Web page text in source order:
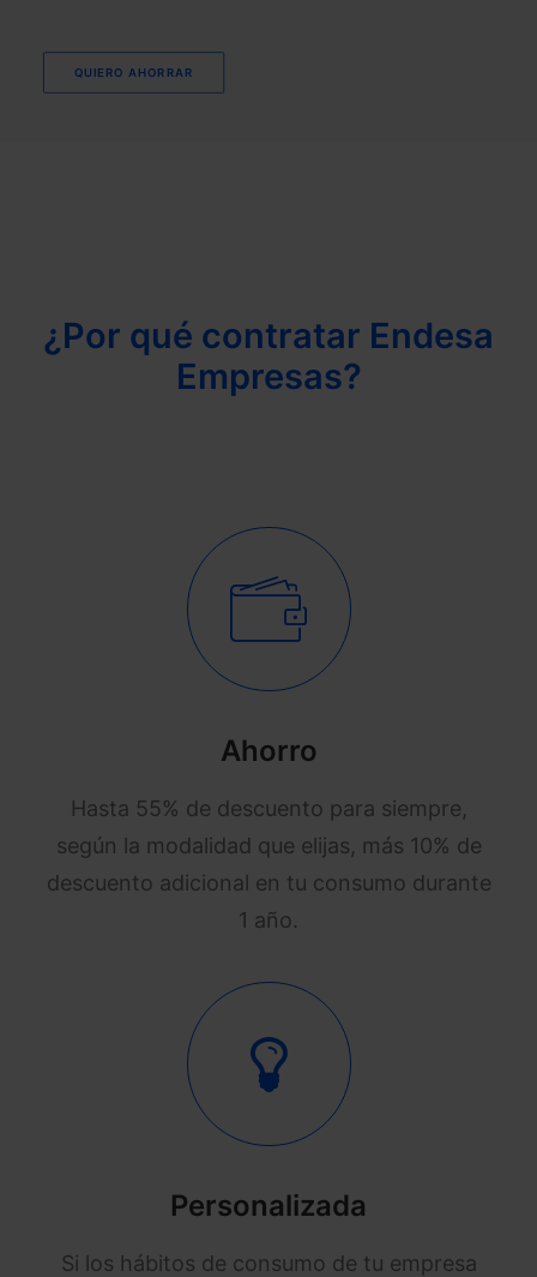
QUIERO AHORRAR
¿Por qué contratar Endesa
Empresas?
Ahorro
Hasta 55% de descuento para siempre,
según la modalidad que elijas, más 10% de
descuento adicional en tu consumo durante
1 año.
Personalizada
Si los hábitos de consumo de tu empresa